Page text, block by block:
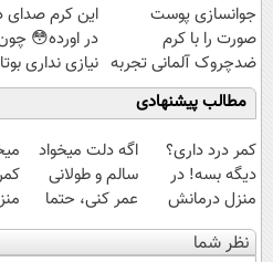
جوانسازی پوست
صورت را با کرم
ضدچروک آلمانی تجربه
کنید!
این کرم صدای
در اورده😳
نیازی نداری
کنی!!!
مطالب پیشنهادی
کمر درد داری؟
دیگه بسه! در
منزل درمانش
کن
(◀پرسش‌نامه)
اگه دلت میخواد
سالم و طولانی
عمر کنی، حتما
این دمنوش رو
بخر!
نظر شما